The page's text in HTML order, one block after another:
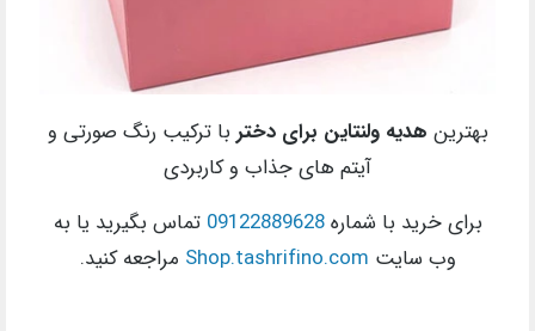
بهترین هدیه ولنتاین برای دختر با ترکیب رنگ صورتی و
آیتم های جذاب و کاربردی
برای خرید با شماره09122889628 تماس بگیرید یا به
وب سایت Shop.tashrifino.com مراجعه کنید.